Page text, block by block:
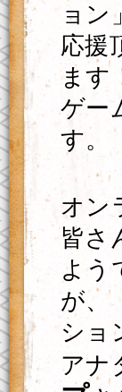
ョン
応援
ます
ゲー
す。
オン
皆さ
よう
が、
ショ
アナ